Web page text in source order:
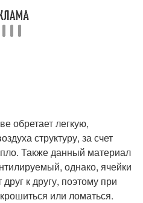
обретает легкую,
структуру, за счет
Также данный материал
однако, ячейки
к другу, поэтому при
или ломаться.